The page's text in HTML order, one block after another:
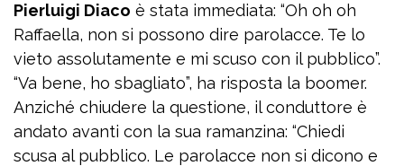
Pierluigi Diaco è stata immediata: “Oh oh oh
Raffaella, non si possono dire parolacce. Te lo
vieto assolutamente e mi scuso con il pubblico”.
“Va bene, ho sbagliato”, ha risposta la boomer.
Anziché chiudere la questione, il conduttore è
andato avanti con la sua ramanzina: “Chiedi
scusa al pubblico. Le parolacce non si dicono e